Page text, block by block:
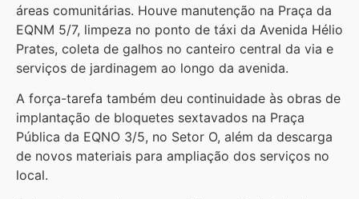
áreas comunitárias. Houve manutenção na Praça da
EQNM 5/7, limpeza no ponto de táxi da Avenida Hélio
Prates, coleta de galhos no canteiro central da via e
serviços de jardinagem ao longo da avenida.
A força-tarefa também deu continuidade às obras de
implantação de bloquetes sextavados na Praça
Pública da EQNO 3/5, no Setor O, além da descarga
de novos materiais para ampliação dos serviços no
local.